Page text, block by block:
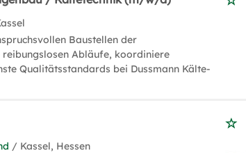
Baustellen der
Abläufe, koordiniere
Qualitätsstandards bei Dussmann Kälte-
/ Kassel, Hessen